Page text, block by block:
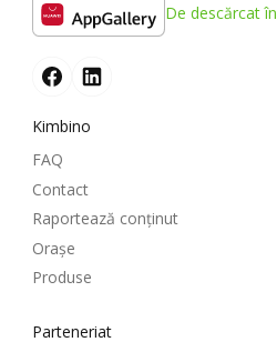
De descărcat în
Kimbino
FAQ
Contact
Raportează conținut
Oraşe
Produse
Parteneriat